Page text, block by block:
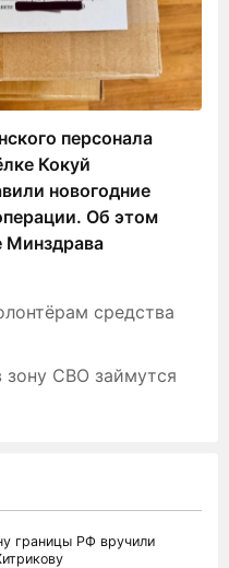
персонала
Кокуй
новогодние
Об этом
Минздрава
средства
зону СВО займутся
границы РФ вручили